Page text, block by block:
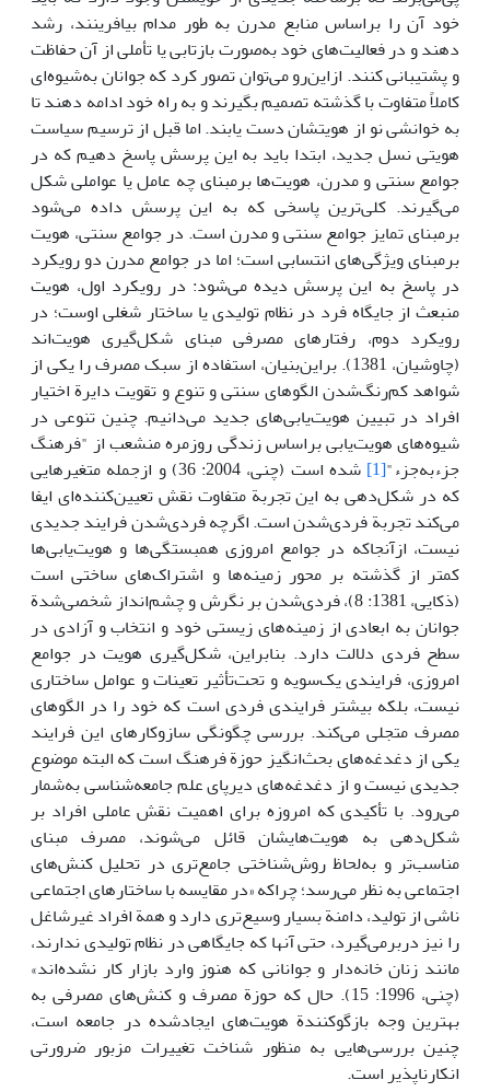
خود آن را براساس منابع مدرن به طور مدام بیافرینند، رشد
دهند و در فعالیت‌های خود به‌صورت بازتابی یا تأملی از آن حفاظت
و پشتیبانی کنند. ازاین‌رو می‌توان تصور کرد که جوانان به‌شیوه‌ای
کاملاً متفاوت با گذشته تصمیم‌ بگیرند و به راه خود ادامه دهند تا
به خوانشی نو از هویتشان دست یابند. اما قبل از ‌ترسیم سیاست
هویتی نسل جدید، ابتدا باید به این پرسش پاسخ دهیم که در
جوامع سنتی و مدرن، هویت‌ها برمبنای چه عامل یا عواملی شکل
می‌گیرند. کلی‌ترین پاسخی که به این پرسش داده می‌شود
برمبنای تمایز جوامع سنتی و مدرن است. در جوامع سنتی، هویت
برمبنای ویژگی‌های انتسابی است؛ اما در جوامع مدرن دو رویکرد
در پاسخ به این پرسش دیده می‌شود: در رویکرد اول، هویت
منبعث از جایگاه فرد در نظام تولیدی یا ساختار شغلی اوست؛ در
رویکرد دوم، رفتارهای مصرفی مبنای شکل‌گیری هویت‌اند
(چاوشیان، 1381). براین‌بنیان، استفاده از سبک مصرف را یکی از
شواهد کم‌رنگ‌شدن الگو‌های سنتی و تنوع و تقویت دایرة اختیار
افراد در تبیین هویت‌یابی‌های جدید می‌دانیم. چنین تنوعی در
شیوه‌های هویت‌یابی براساس زندگی روزمره منشعب از "فرهنگ
جزءبه‌جزء"[1]
شده است (چنی، 2004: 36) و ازجمله متغیرهایی
که در شکل‌دهی به این تجربة متفاوت نقش تعیین‌کننده‌ای ایفا
می‌کند تجربة فردی‌شدن است. اگرچه فردی‌شدن فرایند جدیدی
نیست، ازآنجاکه در جوامع امروزی همبستگی‌ها و هویت‌یابی‌ها
کمتر از گذشته بر محور زمینه‌ها و اشتراک‌های ساختی است
(ذکایی، 1381: 8)، فردی‌شدن بر نگرش و چشم‌انداز شخصی‌شدة
جوانان به ابعادی از زمینه‌های زیستی خود و انتخاب و آزادی در
سطح فردی دلالت دارد. بنابراین، شکل‌گیری هویت در جوامع
امروزی، فرایندی یک‌سویه و تحت‌تأثیر تعینات و عوامل ساختاری
نیست، بلکه بیشتر فرایندی فردی است که خود را در الگو‌های
مصرف متجلی می‌کند. بررسی چگونگی سازوکارهای این فرایند
یکی از دغدغه‌های بحث‌انگیز حوزة فرهنگ است که البته موضوع
جدیدی نیست و از دغدغه‌های دیرپای علم جامعه‌شناسی به‌شمار
می‌رود. با تأکیدی که امروزه برای اهمیت نقش عاملی افراد بر
شکل‌دهی به هویت‌هایشان قائل می‌شوند، مصرف مبنای
مناسب‌تر و به‌لحاظ روش‌شناختی جامع‌تری در تحلیل کنش‌های
اجتماعی به نظر می‌رسد؛ چراکه «در مقایسه با ساختار‌های اجتماعی
ناشی از تولید، دامنة بسیار وسیع‌تری دارد و همة افراد غیرشاغل
را نیز دربرمی‌گیرد، حتی آنها که جایگاهی در نظام تولیدی ندارند،
مانند زنان خانه‌دار و جوانانی که هنوز وارد بازار کار نشده‌اند»
(چنی، 1996: 15). حال که حوزة مصرف و کنش‌های مصرفی به
بهترین وجه بازگوکنندة هویت‌های ایجادشده در جامعه است،
چنین بررسی‌هایی به منظور شناخت تغییرات مزبور ضرورتی
انکارناپذیر است.